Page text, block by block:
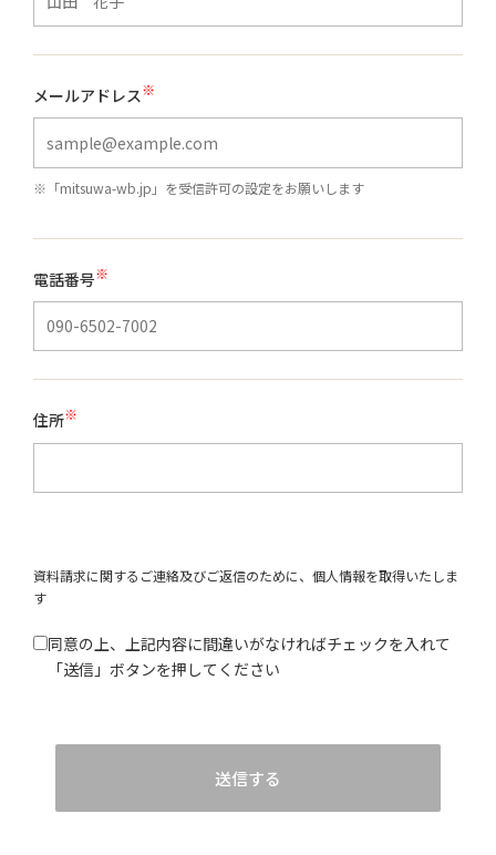
メールアドレス※
※「mitsuwa-wb.jp」を受信許可の設定をお願いします
電話番号※
住所※
資料請求に関するご連絡及びご返信のために、個人情報を取得いたしま
す
同意の上、上記内容に間違いがなければチェックを入れて
「送信」ボタンを押してください
送信する